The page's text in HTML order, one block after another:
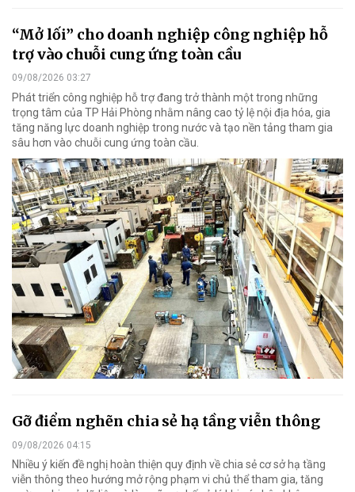
“Mở lối” cho doanh nghiệp công nghiệp hỗ
trợ vào chuỗi cung ứng toàn cầu
09/08/2026 03:27
Phát triển công nghiệp hỗ trợ đang trở thành một trong những
trọng tâm của TP Hải Phòng nhằm nâng cao tỷ lệ nội địa hóa, gia
tăng năng lực doanh nghiệp trong nước và tạo nền tảng tham gia
sâu hơn vào chuỗi cung ứng toàn cầu.
Gỡ điểm nghẽn chia sẻ hạ tầng viễn thông
09/08/2026 04:15
Nhiều ý kiến đề nghị hoàn thiện quy định về chia sẻ cơ sở hạ tầng
viễn thông theo hướng mở rộng phạm vi chủ thể tham gia, tăng